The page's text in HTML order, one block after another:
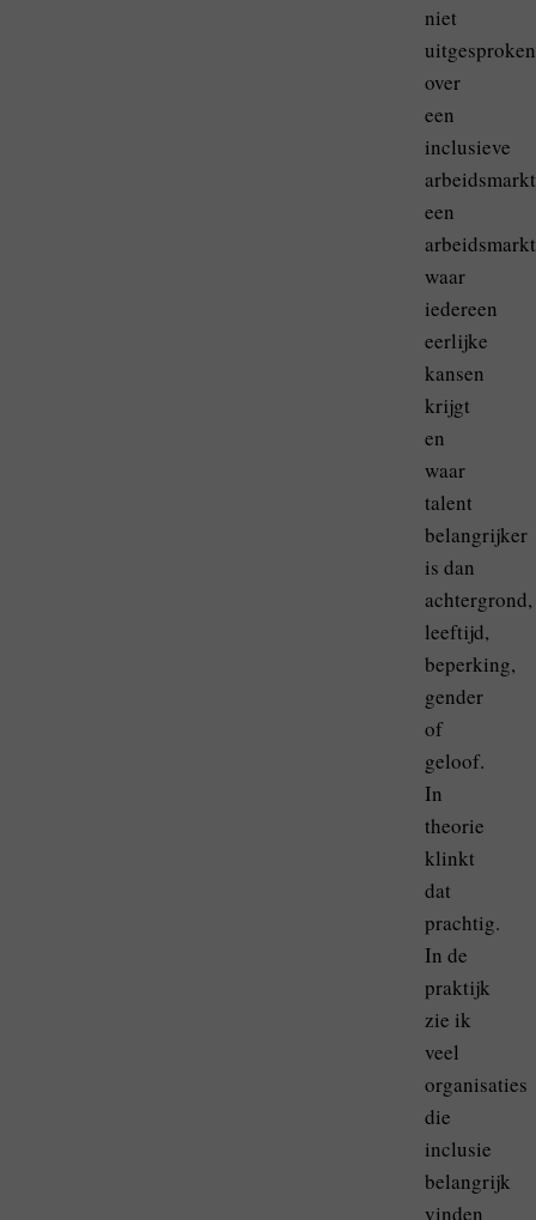
niet
uitgesproken
over
een
inclusieve
een
arbeidsmarkt
waar
iedereen
eerlijke
kansen
krijgt
en
waar
talent
belangrijker
is dan
achtergrond,
leeftijd,
beperking,
gender
of
geloof.
In
theorie
klinkt
dat
prachtig.
In de
praktijk
zie ik
veel
organisaties
die
inclusie
belangrijk
vinden